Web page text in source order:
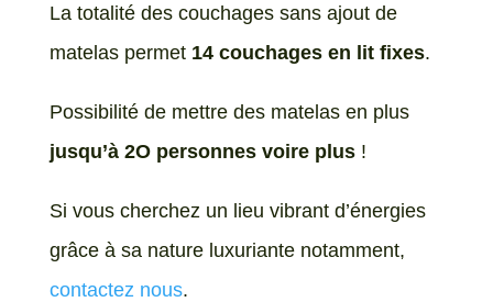
La totalité des couchages sans ajout de
matelas permet 14 couchages en lit fixes.
Possibilité de mettre des matelas en plus
jusqu’à 2O personnes voire plus!
Si vous cherchez un lieu vibrant d’énergies
grâce à sa nature luxuriante notamment,
contactez nous.